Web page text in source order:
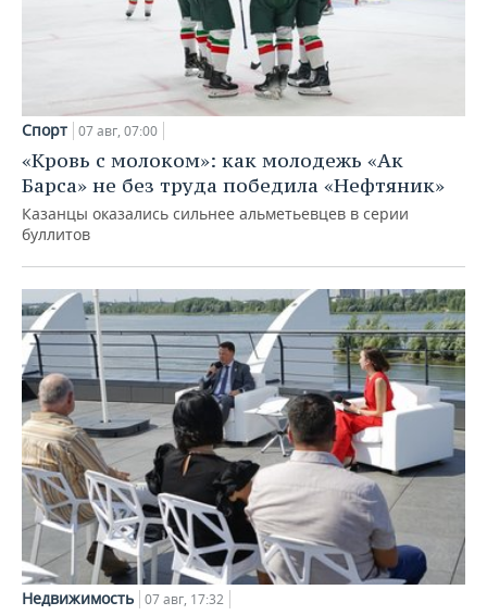
Спорт 07 авг, 07:00
«Кровь с молоком»: как молодежь «Ак
Барса» не без труда победила «Нефтяник»
Казанцы оказались сильнее альметьевцев в серии
буллитов
Недвижимость 07 авг, 17:32